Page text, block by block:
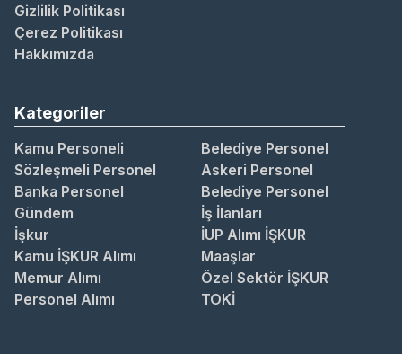
Gizlilik Politikası
Çerez Politikası
Hakkımızda
Kategoriler
Kamu Personeli
Belediye Personel
Sözleşmeli Personel
Askeri Personel
Banka Personel
Belediye Personel
Gündem
İş İlanları
İşkur
İUP Alımı İŞKUR
Kamu İŞKUR Alımı
Maaşlar
Memur Alımı
Özel Sektör İŞKUR
Personel Alımı
TOKİ